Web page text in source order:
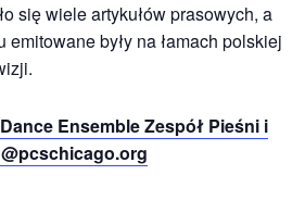
się wiele artykułów prasowych, a
były na łamach polskiej
Ensemble Zespół Pieśni i